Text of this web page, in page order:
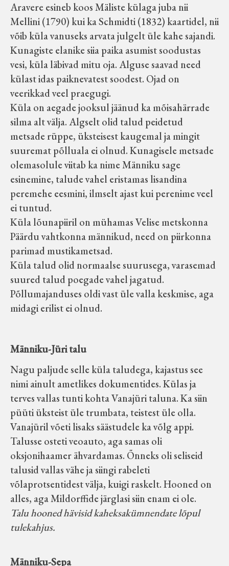
Aiandus
Tuletõrje
Õpperada
Muud koduloolist Velise mailt
Märjamaa ümbruse valdade
elanike nimekirjad seisuga
15.12.1938
Velise kultuuri ja hariduse selts
Virtuaalnäitused
Otsi
Tagasiside
Koduleht on teoks saanud tänu Sillaotsa
Muuseumisõprade Seltsingu, Kohaliku
Omaalgatuse Programmi ja Märjamaa
Vallavalitsuse abile.
Aravere esineb koos Mäliste külaga juba nii
Mellini (1790) kui ka Schmidti (1832) kaartidel, nii
võib küla vanuseks arvata julgelt üle kahe sajandi.
Kunagiste elanike siia paika asumist soodustas
vesi, küla läbivad mitu oja. Alguse saavad need
külast idas paiknevatest soodest. Ojad on
veerikkad veel praegugi.
Küla on aegade jooksul jäänud ka mõisahärrade
silma alt välja. Algselt olid talud peidetud
metsade rüppe, üksteisest kaugemal ja mingit
suuremat põlluala ei olnud. Kunagisele metsade
olemasolule viitab ka nime Männiku sage
esinemine, talude vahel eristamas lisandina
peremehe eesmini, ilmselt ajast kui perenime veel
ei tuntud.
Küla lõunapiiril on mühamas Velise metskonna
Päärdu vahtkonna männikud, need on piirkonna
parimad mustikametsad.
Küla talud olid normaalse suurusega, varasemad
suured talud poegade vahel jagatud.
Põllumajanduses oldi vast üle valla keskmise, aga
midagi erilist ei olnud.
Männiku-Jüri talu
Nagu paljude selle küla taludega, kajastus see
nimi ainult ametlikes dokumentides. Külas ja
terves vallas tunti kohta Vanajüri taluna. Ka siin
püüti üksteist üle trumbata, teistest üle olla.
Vanajüril võeti lisaks säästudele ka võlg appi.
Talusse osteti veoauto, aga samas oli
oksjonihaamer ähvardamas. Õnneks oli seliseid
talusid vallas vähe ja siingi rabeleti
võlaprotsentidest välja, kuigi raskelt. Hooned on
alles, aga Mildorffide järglasi siin enam ei ole.
Talu hooned hävisid kaheksakümnendate lõpul
tulekahjus.
Männiku-Sepa